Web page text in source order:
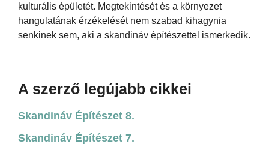
kulturális épületét. Megtekintését és a környezet
hangulatának érzékelését nem szabad kihagynia
senkinek sem, aki a skandináv építészettel ismerkedik.
A szerző legújabb cikkei
Skandináv Építészet 8.
Skandináv Építészet 7.